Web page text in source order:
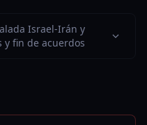
Israel-Irán y
y fin de acuerdos